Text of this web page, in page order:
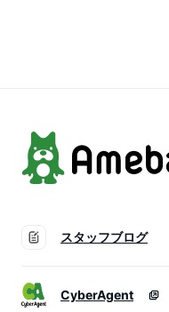
スタッフブログ
CyberAgent